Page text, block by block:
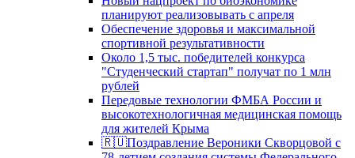
планируют реализовывать с апреля
Обеспечение здоровья и максимальной
спортивной результативности
Около 1,5 тыс. победителей конкурса
"Студенческий стартап" получат по 1 млн
рублей
Передовые технологии ФМБА России и
высокотехнологичная медицинская помощь
для жителей Крыма
🇷🇺Поздравление Вероники Скворцовой с